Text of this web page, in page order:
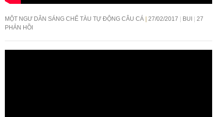
MỘT NGƯ DÂN SÁNG CHẾ TÀU TỰ ĐỘNG CÂU CÁ 27/02/2017 BUI
27
PHẢN HỒI